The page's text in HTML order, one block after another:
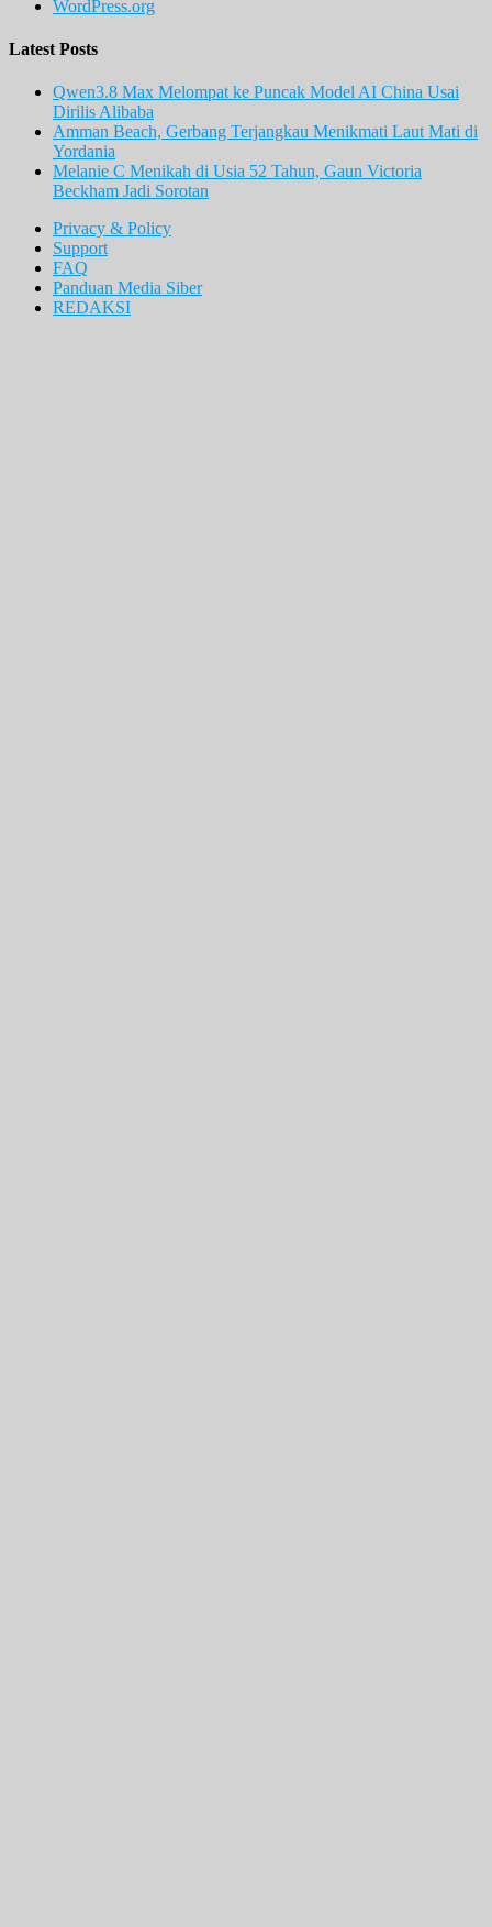
WordPress.org
Latest Posts
Qwen3.8 Max Melompat ke Puncak Model AI China Usai
Dirilis Alibaba
Amman Beach, Gerbang Terjangkau Menikmati Laut Mati di
Yordania
Melanie C Menikah di Usia 52 Tahun, Gaun Victoria
Beckham Jadi Sorotan
Privacy & Policy
Support
FAQ
Panduan Media Siber
REDAKSI